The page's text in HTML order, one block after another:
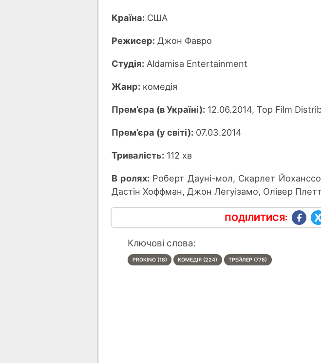
Країна: США
Режисер: Джон Фавро
Студія: Aldamisa Entertainment
Жанр: комедія
Прем’єра (в Україні): 12.06.2014, Top Film
Прем’єра (у світі): 07.03.2014
Тривалість: 112 хв
В ролях:Роберт Дауні-мол, Скарлет
Дастін Хоффман, Джон Легуізамо, Олівер Плетт
ПОДІЛИТИСЯ:
Ключові слова:
PROKINO (18) КОМЕДІЯ (224) ТРЕЙЛЕР (778)